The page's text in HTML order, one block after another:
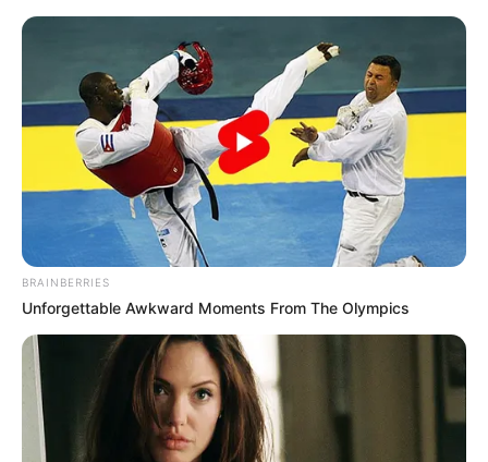
BRAINBERRIES
Unforgettable Awkward Moments From The Olympics